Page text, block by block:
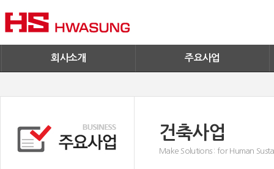
회사소개
기업IR
주요사업
건축사업
Make Solutions : for Human